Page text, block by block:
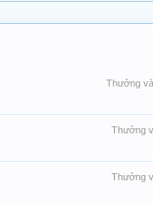
Thưởng
Thưởng
Thưởng